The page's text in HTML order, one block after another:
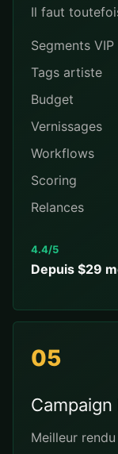
Il faut
Segments VIP
Tags artiste
Budget
Vernissages
Workflows
Scoring
Relances
4.4/5
Depuis $29
05
Meilleur